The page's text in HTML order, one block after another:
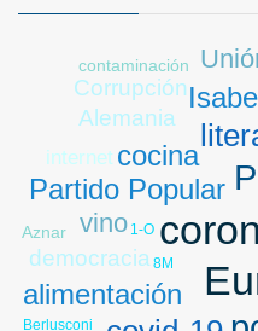
alimentación
cocina
Partido Popular
vino
democracia
Alemania
Corrupción
internet
Aznar
contaminación
Berlusconi
1-O
8M